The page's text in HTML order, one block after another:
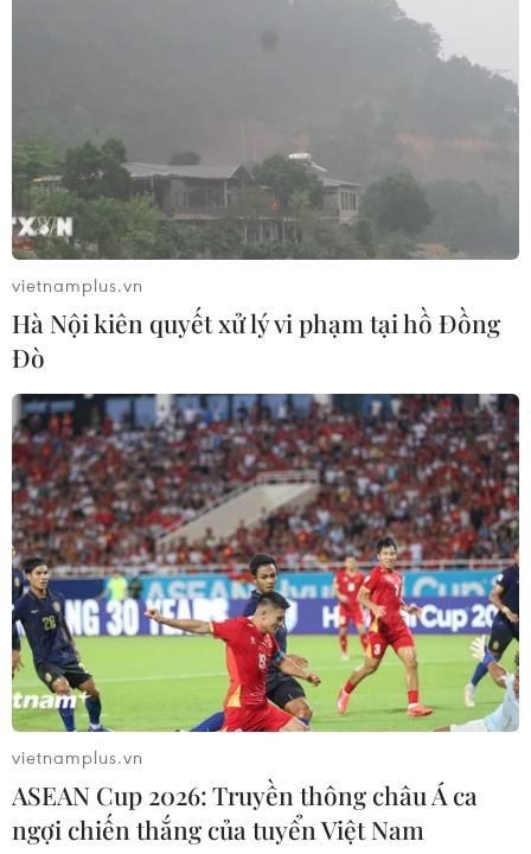
vietnamplus.vn
Hà Nội kiên quyết xử lý vi phạm tại hồ Đồng
Đò
vietnamplus.vn
ASEAN Cup 2026: Truyền thông châu Á ca
ngợi chiến thắng của tuyển Việt Nam